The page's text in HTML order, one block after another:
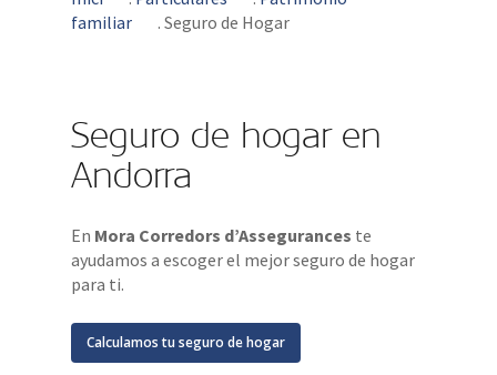
familiar
. Seguro de Hogar
Seguro de hogar en
Andorra
En Mora Corredors d’Assegurances te
ayudamos a escoger el mejor seguro de hogar
para ti.
Calculamos tu seguro de hogar